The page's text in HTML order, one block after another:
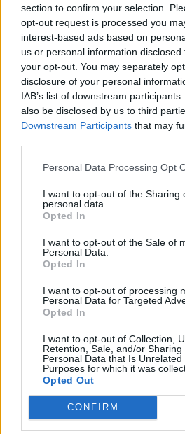
section to confirm your selection.
opt-out request is processed you
interest-based ads based on
us or personal information
your opt-out. You may separately
disclosure of your personal
IAB’s list of downstream
also be disclosed by us to third
Downstream Participants that may
Personal Data Processing Opt
I want to opt-out of the Sharing
personal data.
Opted In
I want to opt-out of the Sale of
Personal Data.
Opted In
I want to opt-out of processing
Personal Data for Targeted
Opted In
I want to opt-out of Collection,
Retention, Sale, and/or Sharing
Personal Data that Is Unrelated
Purposes for which it was
Opted Out
CONFIRM
ninnik63
Bonjour à tous,
Encore quelques traductions
aider ceux qui ont envie
) :
-Loot-O-Matic = City Wheel =
- City Hall = Mairie
- Power Plant = Centrale
Aug 10, 2017
etxea64andmisseloe
_Bosco_
User
Salut ninnik